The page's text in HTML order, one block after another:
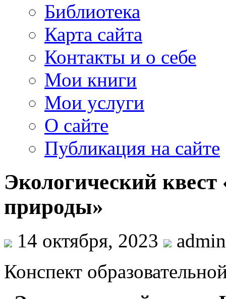
Библиотека
Карта сайта
Контакты и о себе
Мои книги
Мои услуги
О сайте
Публикация на сайте
Экологический
природы»
14 октября, 2023
admin
Конспект